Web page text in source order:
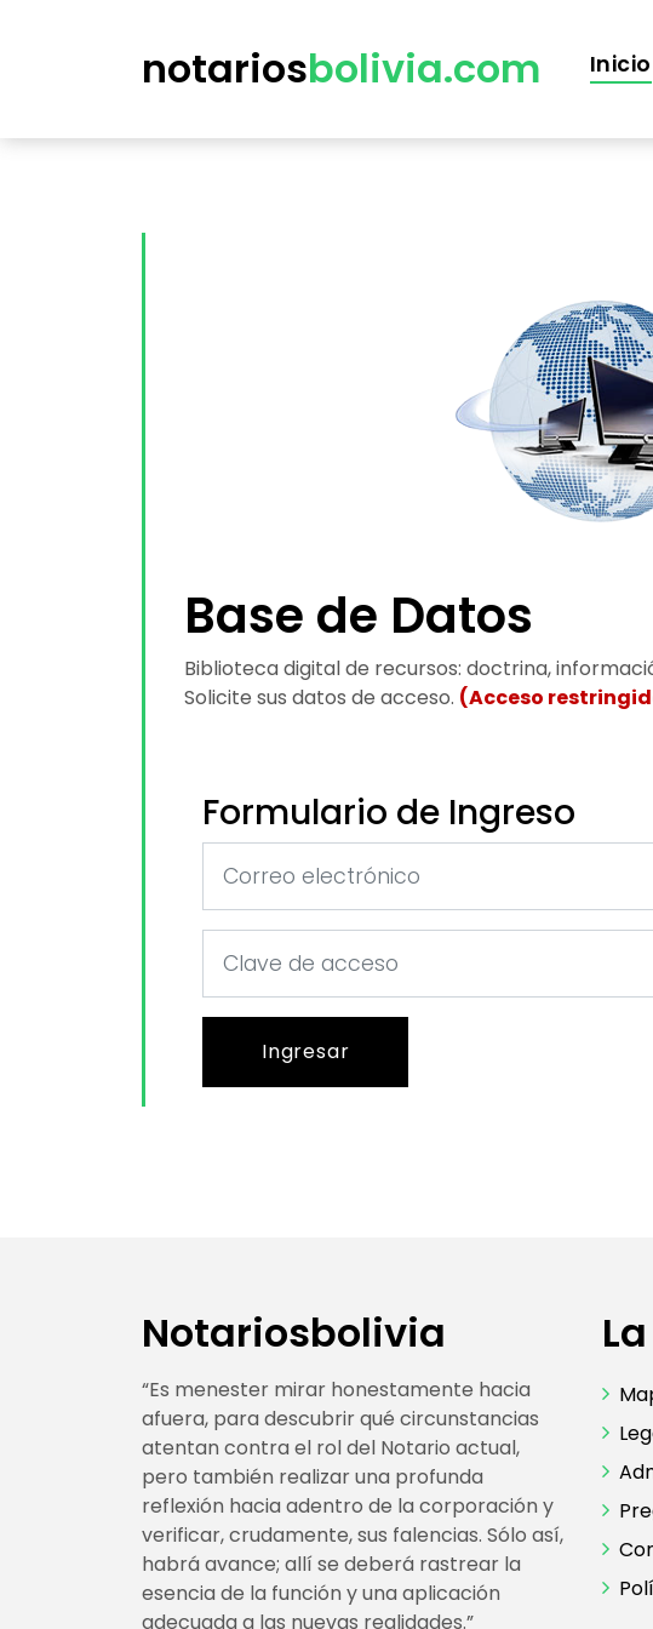
notariosbolivia.com Inicio
Base de Datos
Biblioteca digital de recursos: doctrina,
Solicite sus datos de acceso. (Acceso
Formulario de Ingreso
Ingresar
Notariosbolivia
“Es menester mirar honestamente hacia
afuera, para descubrir qué circunstancias
atentan contra el rol del Notario actual,
pero también realizar una profunda
reflexión hacia adentro de la corporación y
verificar, crudamente, sus falencias. Sólo así,
habrá avance; allí se deberá rastrear la
esencia de la función y una aplicación
adecuada a las nuevas realidades.”